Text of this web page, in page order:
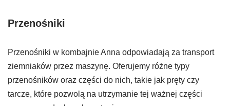
Przenośniki
Przenośniki w kombajnie Anna odpowiadają za transport
ziemniaków przez maszynę. Oferujemy różne typy
przenośników oraz części do nich, takie jak pręty czy
tarcze, które pozwolą na utrzymanie tej ważnej części